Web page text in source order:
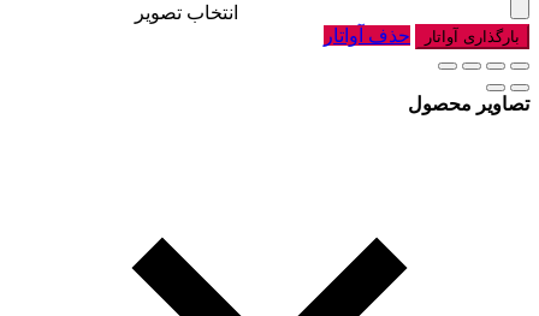
انتخاب تصویر
بارگذاری آواتار حذف آواتار
تصاویر محصول